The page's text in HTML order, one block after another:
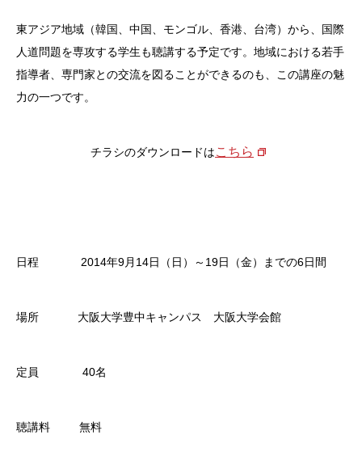
東アジア地域（韓国、中国、モンゴル、香港、台湾）から、国際
人道問題を専攻する学生も聴講する予定です。地域における若手
指導者、専門家との交流を図ることができるのも、この講座の魅
力の一つです。
チラシのダウンロードはこちら
日程 2014年9月14日（日）～19日（金）までの6日間
場所 大阪大学豊中キャンパス 大阪大学会館
定員 40名
聴講料 無料